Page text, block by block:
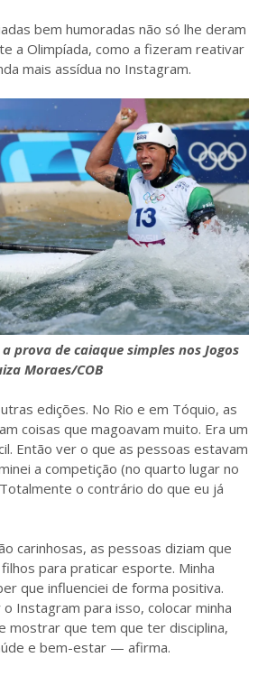
bem humoradas não só lhe deram
a Olimpíada, como a fizeram reativar
mais assídua no Instagram.
prova de caiaque simples nos Jogos
Moraes/COB
edições. No Rio e em Tóquio, as
coisas que magoavam muito. Era um
Então ver o que as pessoas estavam
a competição (no quarto lugar no
o contrário do que eu já
carinhosas, as pessoas diziam que
para praticar esporte. Minha
que influenciei de forma positiva.
Instagram para isso, colocar minha
mostrar que tem que ter disciplina,
e bem-estar — afirma.